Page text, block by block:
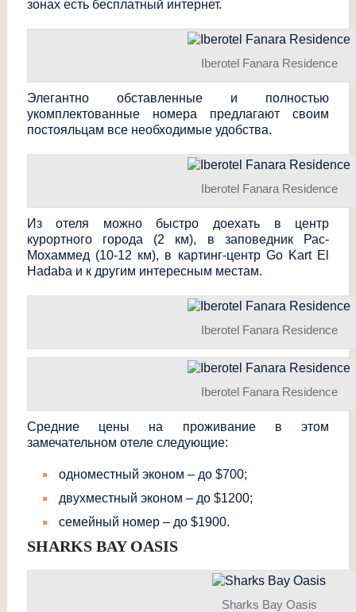
зонах есть бесплатный интернет.
Iberotel Fanara Residence
Элегантно обставленные и полностью
укомплектованные номера предлагают своим
постояльцам все необходимые удобства.
Iberotel Fanara Residence
Из отеля можно быстро доехать в центр
курортного города (2 км), в заповедник Рас-
Мохаммед (10-12 км), в картинг-центр Go Kart El
Hadaba и к другим интересным местам.
Iberotel Fanara Residence
Iberotel Fanara Residence
Средние цены на проживание в этом
замечательном отеле следующие:
одноместный эконом – до $700;
двухместный эконом – до $1200;
семейный номер – до $1900.
SHARKS BAY OASIS
Sharks Bay Oasis